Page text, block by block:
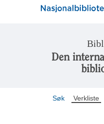
Den
Søk Verkliste